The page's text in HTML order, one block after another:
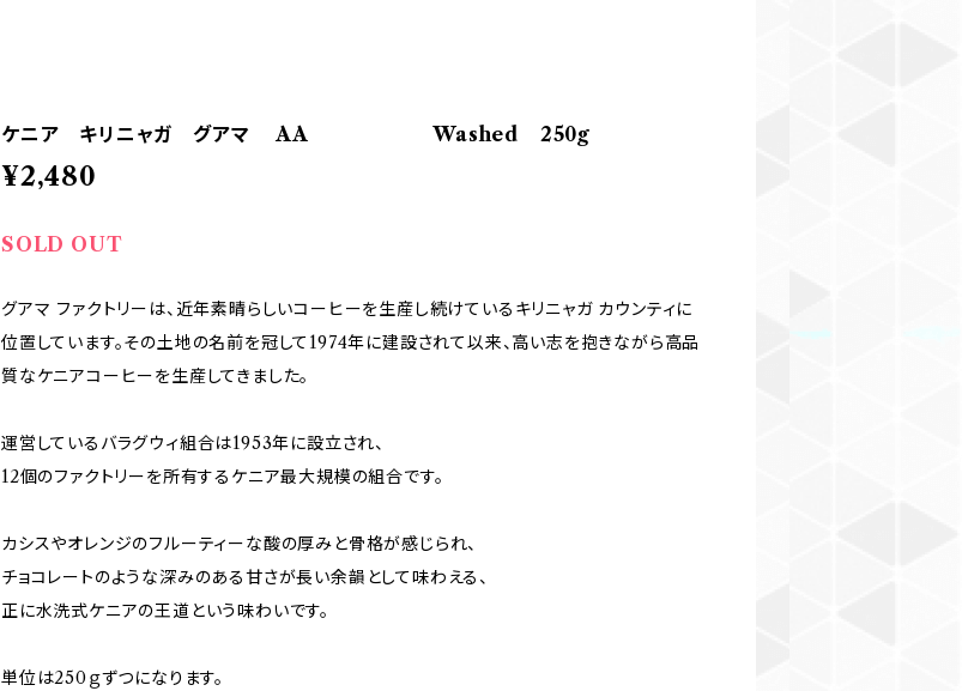
ケニア キリニャガ グアマ AA Washed 250g
¥2,480
SOLD OUT
グアマ ファクトリーは、近年素晴らしいコーヒーを生産し続けているキリニャガ カウンティに
位置しています。その土地の名前を冠して1974年に建設されて以来、高い志を抱きながら高品
質なケニアコーヒーを生産してきました。
運営しているバラグウィ組合は1953年に設立され、
12個のファクトリーを所有するケニア最大規模の組合です。
カシスやオレンジのフルーティーな酸の厚みと骨格が感じられ、
チョコレートのような深みのある甘さが長い余韻として味わえる、
正に水洗式ケニアの王道という味わいです。
単位は250ｇずつになります。